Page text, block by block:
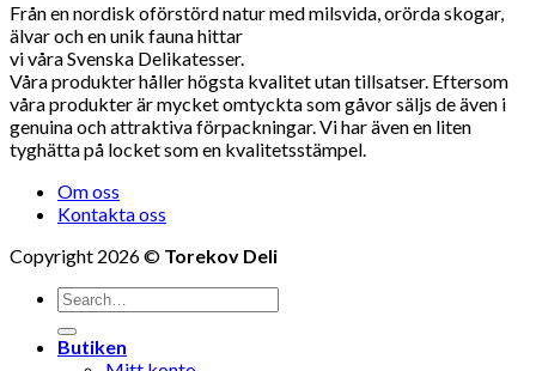
Från en nordisk oförstörd natur med milsvida, orörda skogar,
älvar och en unik fauna hittar
vi våra Svenska Delikatesser.
Våra produkter håller högsta kvalitet utan tillsatser. Eftersom
våra produkter är mycket omtyckta som gåvor säljs de även i
genuina och attraktiva förpackningar. Vi har även en liten
tyghätta på locket som en kvalitetsstämpel.
Om oss
Kontakta oss
Copyright 2026 © Torekov Deli
Search
for:
Butiken